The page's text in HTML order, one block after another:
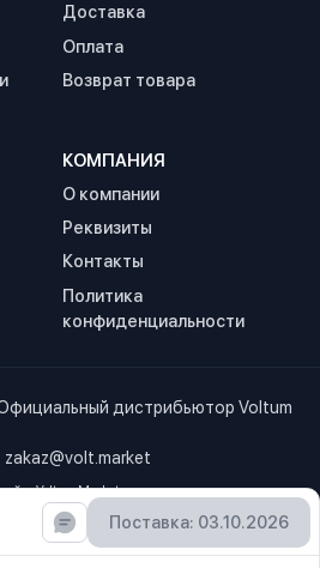
Доставка
Оплата
Возврат товара
КОМПАНИЯ
О компании
Реквизиты
Контакты
Политика
конфиденциальности
Официальный дистрибьютор Voltum
zakaz@volt.market
Voltum Market, защищена авторским
изображения и фирменные наименования,
соответствующим правообладателям и
целях. Данный информационный
Наличие и стоимость оборудования
Поставка: 03.10.2026